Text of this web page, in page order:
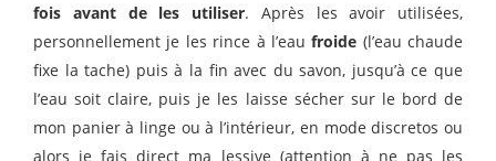
fois avant de les utiliser. Après les avoir utilisées,
personnellement je les rince à l’eaufroide (l’eau chaude
fixe la tache) puis à la fin avec du savon, jusqu’à ce que
l’eau soit claire, puis je les laisse sécher sur le bord de
mon panier à linge ou à l’intérieur, en mode discretos ou
alors je fais direct ma lessive (attention à ne pas les